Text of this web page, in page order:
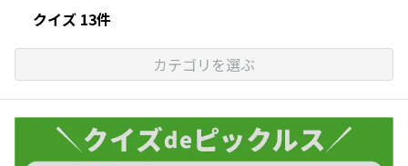
クイズ 13件
カテゴリを選ぶ